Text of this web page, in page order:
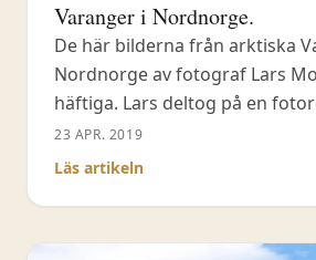
Varanger i Nordnorge.
De här bilderna från arktiska
Nordnorge av fotograf Lars
häftiga. Lars deltog på en
Varanger i mars 2019.
23 APR. 2019
Läs artikeln